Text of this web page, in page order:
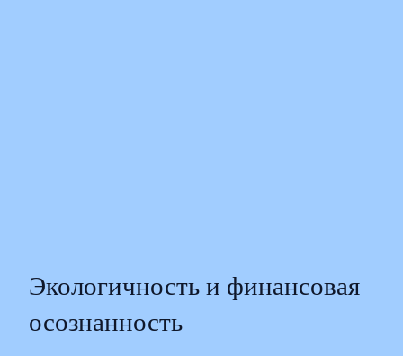
Экологичность и финансовая
осознанность